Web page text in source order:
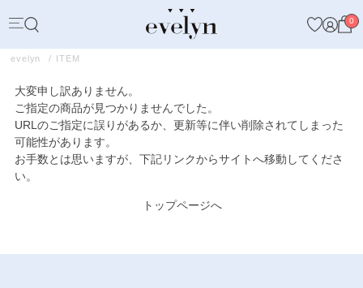
0
evelyn ITEM
大変申し訳ありません。
ご指定の商品が見つかりませんでした。
URLのご指定に誤りがあるか、更新等に伴い削除されてしまった
可能性があります。
お手数とは思いますが、下記リンクからサイトへ移動してくださ
い。
トップページへ